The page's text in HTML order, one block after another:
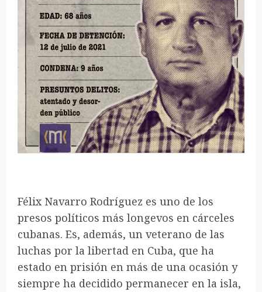
Félix Navarro Rodríguez es uno de los
presos políticos más longevos en cárceles
cubanas. Es, además, un veterano de las
luchas por la libertad en Cuba, que ha
estado en prisión en más de una ocasión y
siempre ha decidido permanecer en la isla,